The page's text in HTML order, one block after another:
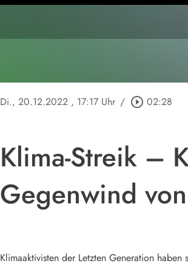
Di., 20.12.2022 , 17:17 Uhr / play_circle_outline 02:28
Klima-Streik –
Gegenwind
Klimaaktivisten der Letzten Generation